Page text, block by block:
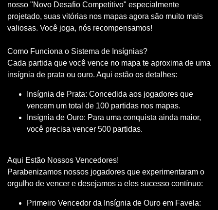
nosso "Novo Desafio Competitivo" especialmente
projetado, suas vitórias nos mapas agora são muito mais
valiosas. Você joga, nós recompensamos!
Como Funciona o Sistema de Insígnias?
Cada partida que você vence no mapa te aproxima de uma
insígnia de prata ou ouro. Aqui estão os detalhes:
Insígnia de Prata: Concedida aos jogadores que
vencem um total de 100 partidas nos mapas.
Insígnia de Ouro: Para uma conquista ainda maior,
você precisa vencer 500 partidas.
Aqui Estão Nossos Vencedores!
Parabenizamos nossos jogadores que experimentaram o
orgulho de vencer e desejamos a eles sucesso contínuo:
Primeiro Vencedor da Insígnia de Ouro em Favela: